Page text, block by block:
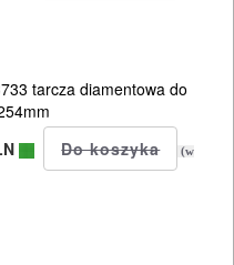
tarcza diamentowa do
(w